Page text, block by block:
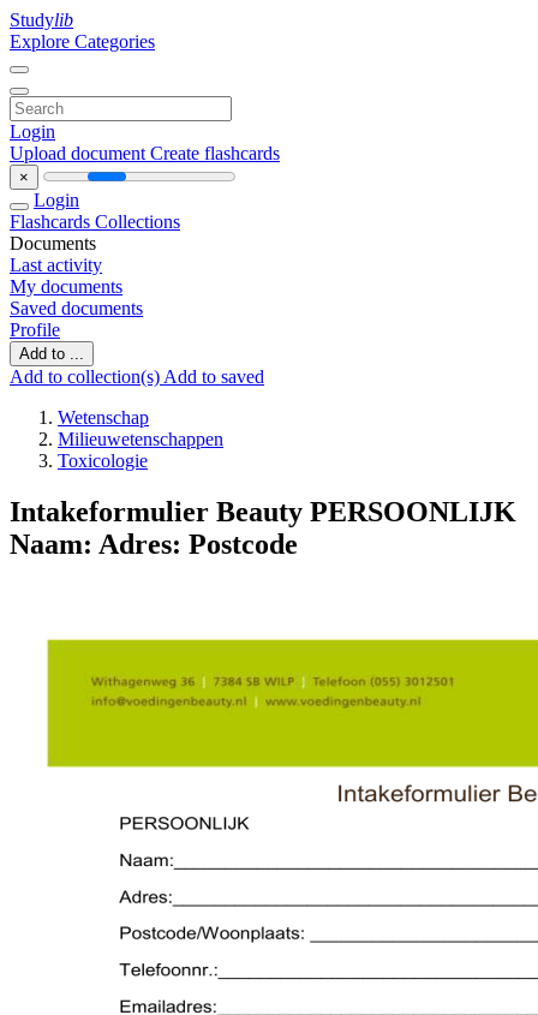
Studylib
Explore Categories
Login
Upload document Create flashcards
×
Login
Flashcards Collections
Documents
Last activity
My documents
Saved documents
Profile
Add to ...
Add to collection(s) Add to saved
Wetenschap
Milieuwetenschappen
Toxicologie
Intakeformulier Beauty PERSOONLIJK
Naam: Adres: Postcode